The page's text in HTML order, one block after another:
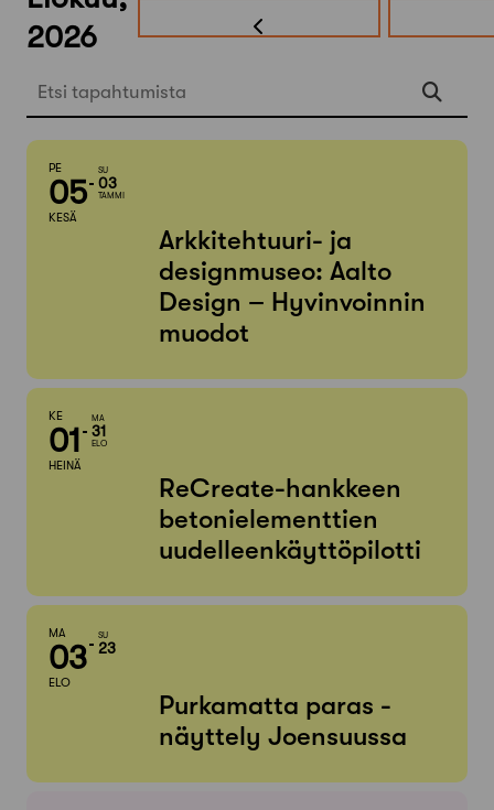
2026
Etsi tapahtumista
PE
05
KESÄ
SU
03
TAMMI
Arkkitehtuuri- ja
designmuseo: Aalto
Design – Hyvinvoinnin
muodot
KE
01
HEINÄ
MA
31
ELO
ReCreate-hankkeen
betonielementtien
uudelleenkäyttöpilotti
MA
03
ELO
SU
23
Purkamatta paras -
näyttely Joensuussa